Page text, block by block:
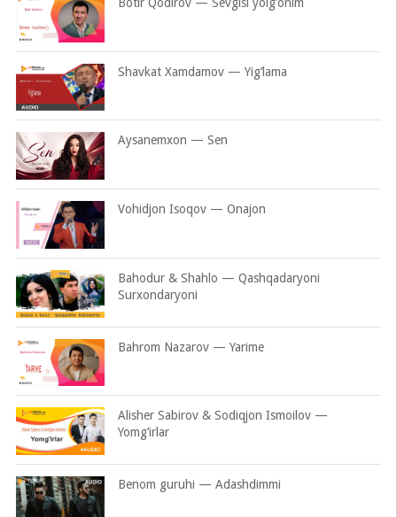
Shavkat Xamdamov — Yig’lama
Aysanemxon — Sen
Vohidjon Isoqov — Onajon
Bahodur & Shahlo — Qashqadaryoni
Surxondaryoni
Bahrom Nazarov — Yarime
Alisher Sabirov & Sodiqjon Ismoilov —
Yomg’irlar
Benom guruhi — Adashdimmi